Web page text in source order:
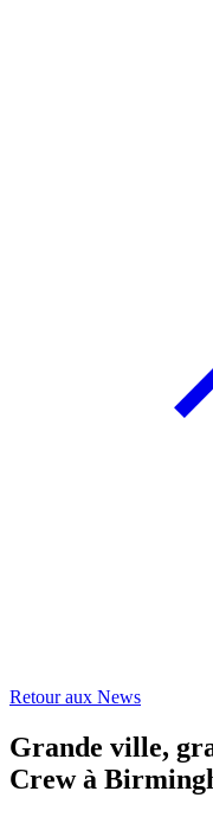
Retour aux News
Grande ville,
Crew à